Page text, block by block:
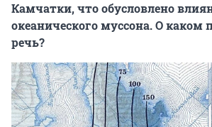
Камчатки, что обусловлено
океанического муссона. О каком
речь?